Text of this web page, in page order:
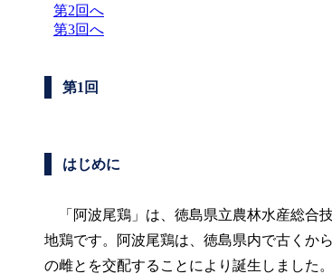
第2回へ
第3回へ
第1回
はじめに
「阿波尾鶏」は、徳島県立農林水産総合
地鶏です。阿波尾鶏は、徳島県内で古くか
の雌とを交配することにより誕生しました。